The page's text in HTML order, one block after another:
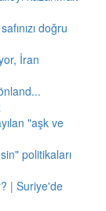
doğru
İran
"aşk ve
politikaları
| Suriye'de